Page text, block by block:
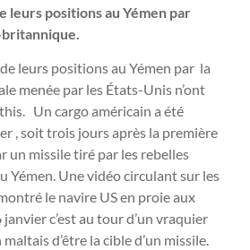
leurs positions au Yémen par
britannique.
leurs positions au Yémen par la
menée par les États-Unis n’ont
Un cargo américain a été
, soit trois jours après la première
un missile tiré par les rebelles
Yémen. Une vidéo circulant sur les
le navire US en proie aux
c’est au tour d’un vraquier
d’être la cible d’un missile.